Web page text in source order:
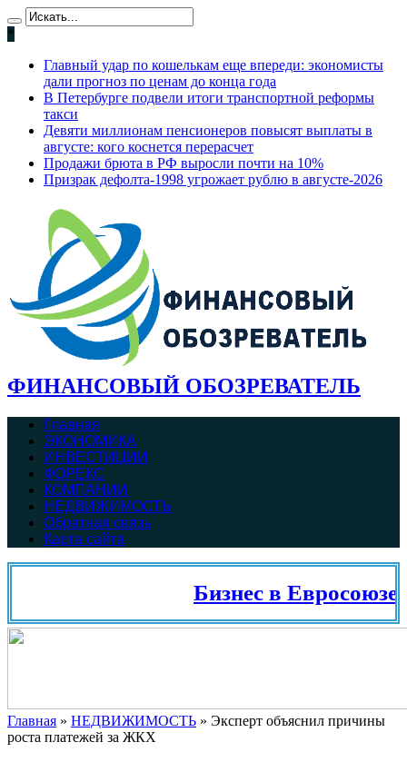
*
Главный удар по кошелькам еще впереди: экономисты
дали прогноз по ценам до конца года
В Петербурге подвели итоги транспортной реформы
такси
Девяти миллионам пенсионеров повысят выплаты в
августе: кого коснется перерасчет
Продажи брюта в РФ выросли почти на 10%
Призрак дефолта-1998 угрожает рублю в августе-2026
ФИНАНСОВЫЙ ОБОЗРЕВАТЕЛЬ
Главная
ЭКОНОМИКА
ИНВЕСТИЦИИ
ФОРЕКС
КОМПАНИИ
НЕДВИЖИМОСТЬ
Обратная связь
Карта сайта
Бизнес в
Главная » НЕДВИЖИМОСТЬ » Эксперт объяснил причины
роста платежей за ЖКХ